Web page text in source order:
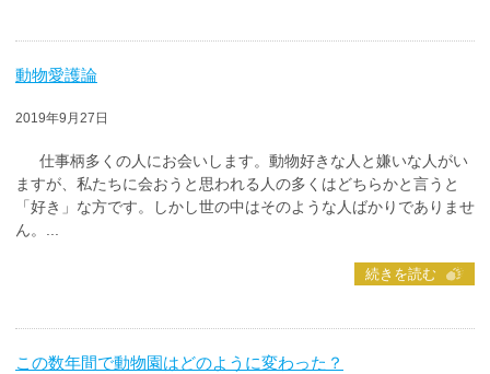
動物愛護論
2019年9月27日
仕事柄多くの人にお会いします。動物好きな人と嫌いな人がい
ますが、私たちに会おうと思われる人の多くはどちらかと言うと
「好き」な方です。しかし世の中はそのような人ばかりでありませ
ん。...
続きを読む
この数年間で動物園はどのように変わった？